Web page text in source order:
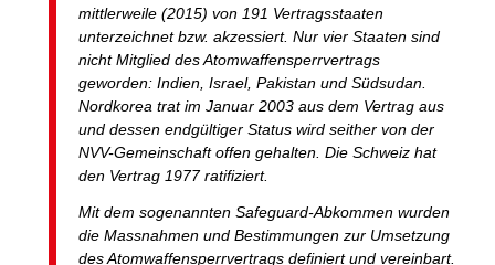
mittlerweile (2015) von 191 Vertragsstaaten
unterzeichnet bzw. akzessiert. Nur vier Staaten sind
nicht Mitglied des Atomwaffensperrvertrags
geworden: Indien, Israel, Pakistan und Südsudan.
Nordkorea trat im Januar 2003 aus dem Vertrag aus
und dessen endgültiger Status wird seither von der
NVV-Gemeinschaft offen gehalten. Die Schweiz hat
den Vertrag 1977 ratifiziert.
Mit dem sogenannten Safeguard-Abkommen wurden
die Massnahmen und Bestimmungen zur Umsetzung
des Atomwaffensperrvertrags definiert und vereinbart.